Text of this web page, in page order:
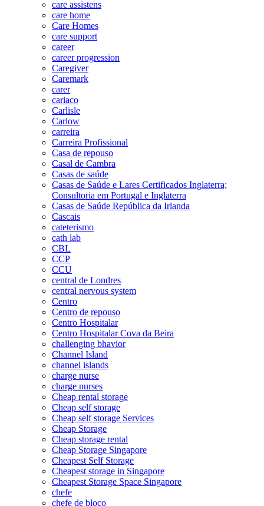
care assistens
care home
Care Homes
care support
career
career progression
Caregiver
Caremark
carer
cariaco
Carlisle
Carlow
carreira
Carreira Profissional
Casa de repouso
Casal de Cambra
Casas de saúde
Casas de Saúde e Lares Certificados Inglaterra;
Consultoria em Portugal e Inglaterra
Casas de Saúde República da Irlanda
Cascais
cateterismo
cath lab
CBL
CCP
CCU
central de Londres
central nervous system
Centro
Centro de repouso
Centro Hospitalar
Centro Hospitalar Cova da Beira
challenging bhavior
Channel Island
channel islands
charge nurse
charge nurses
Cheap rental storage
Cheap self storage
Cheap self storage Services
Cheap Storage
Cheap storage rental
Cheap Storage Singapore
Cheapest Self Storage
Cheapest storage in Singapore
Cheapest Storage Space Singapore
chefe
chefe de bloco